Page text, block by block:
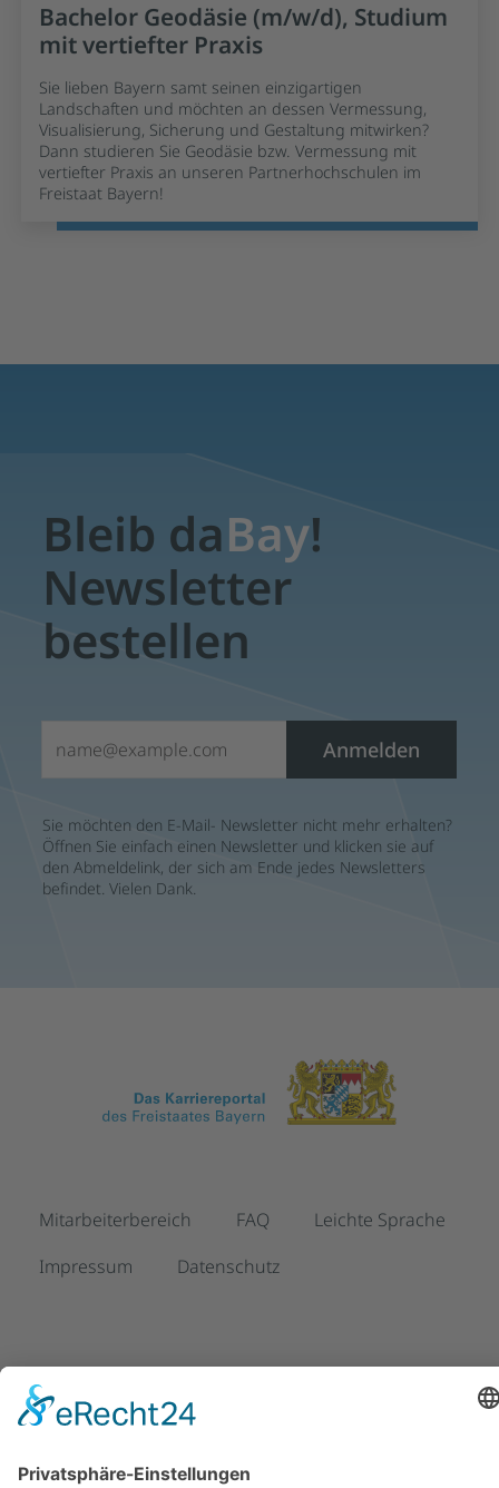
Bachelor Geodäsie (m/w/d), Studium
mit vertiefter Praxis
Sie lieben Bayern samt seinen einzigartigen
Landschaften und möchten an dessen Vermessung,
Visualisierung, Sicherung und Gestaltung mitwirken?
Dann studieren Sie Geodäsie bzw. Vermessung mit
vertiefter Praxis an unseren Partnerhochschulen im
Freistaat Bayern!
Bleib daBay!
Newsletter
bestellen
Anmelden
Sie möchten den E-Mail- Newsletter nicht mehr erhalten?
Öffnen Sie einfach einen Newsletter und klicken sie auf
den Abmeldelink, der sich am Ende jedes Newsletters
befindet. Vielen Dank.
Mitarbeiterbereich FAQ
Leichte Sprache
Impressum
Datenschutz